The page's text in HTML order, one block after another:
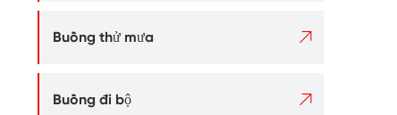
Buồng thử mưa 
Buồng đi bộ 